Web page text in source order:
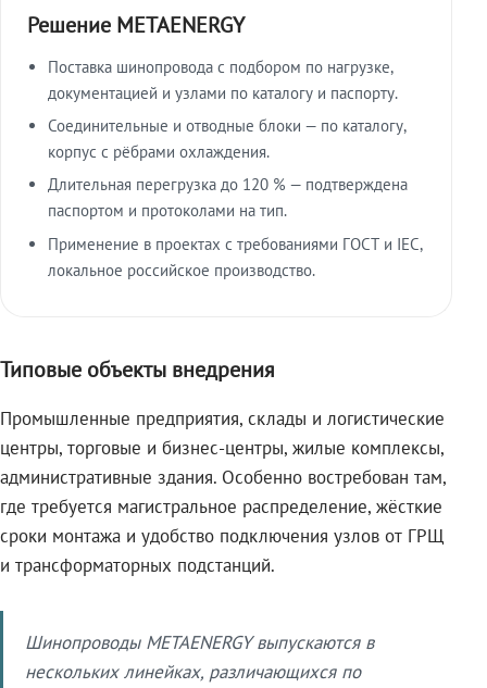
Решение METAENERGY
Поставка шинопровода с подбором по нагрузке,
документацией и узлами по каталогу и паспорту.
Соединительные и отводные блоки — по каталогу,
корпус с рёбрами охлаждения.
Длительная перегрузка до 120 % — подтверждена
паспортом и протоколами на тип.
Применение в проектах с требованиями ГОСТ и IEC,
локальное российское производство.
Типовые объекты внедрения
Промышленные предприятия, склады и логистические
центры, торговые и бизнес-центры, жилые комплексы,
административные здания. Особенно востребован там,
где требуется магистральное распределение, жёсткие
сроки монтажа и удобство подключения узлов от ГРЩ
и трансформаторных подстанций.
Шинопроводы METAENERGY выпускаются в
нескольких линейках, различающихся по